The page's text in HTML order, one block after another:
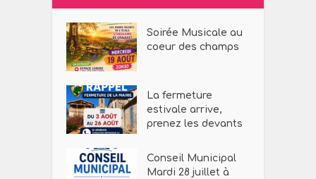
Soirée Musicale au
coeur des champs
La fermeture
estivale arrive,
prenez les devants
Conseil Municipal
Mardi 28 juillet à